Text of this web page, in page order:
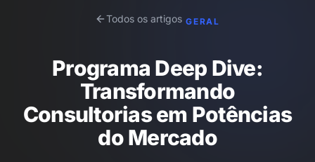
Todos os artigos GERAL
Programa Deep Dive:
Transformando
Consultorias em Potências
do Mercado